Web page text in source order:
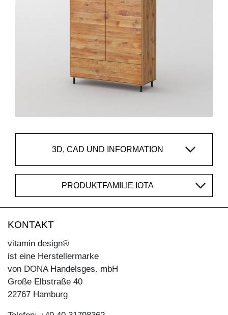
3D, CAD UND INFORMATION
PRODUKTFAMILIE IOTA
KONTAKT
vitamin design®
ist eine Herstellermarke
von DONA Handelsges. mbH
Große Elbstraße 40
22767 Hamburg